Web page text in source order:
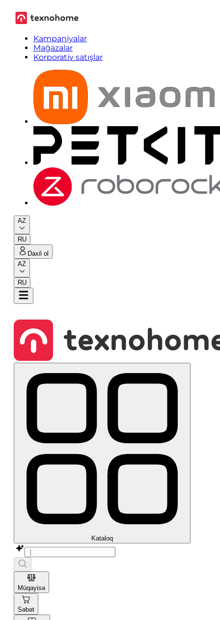
Kampaniyalar
Mağazalar
Korporativ satışlar
AZ
RU
Daxil ol
AZ
RU
Kataloq
Müqayisə
Səbət